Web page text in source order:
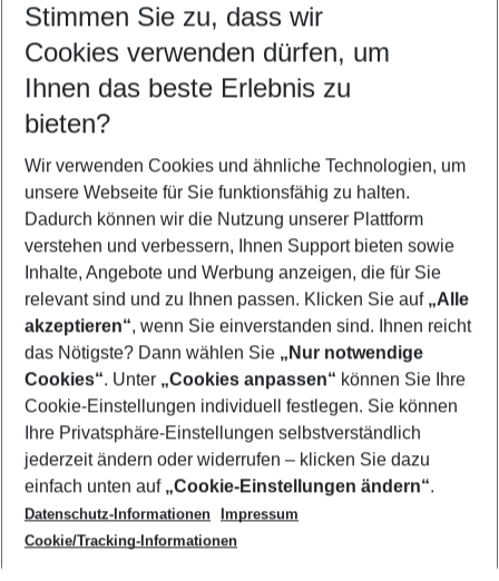
Abflughafen wählen
Beliebiger Abflughafen
Reisezeitraum wählen
09.08.26– 07.08.27 5-8 Nächte
2 Erwachsene Keine Kinder
Mehr Filter anzeigen
Footer
Footer navigation
Über uns
AGB
Cookie-Einstellungen ändern
Cookie-Richtlinie
Datenschutz
Service & Hilfe
Barrierefreies Reisen
Check-in
Folgen Sie uns
Stimmen Sie zu, dass wir
Cookies verwenden dürfen, um
Ihnen das beste Erlebnis zu
bieten?
Wir verwenden Cookies und ähnliche Technologien, um
unsere Webseite für Sie funktionsfähig zu halten.
Dadurch können wir die Nutzung unserer Plattform
verstehen und verbessern, Ihnen Support bieten sowie
Inhalte, Angebote und Werbung anzeigen, die für Sie
relevant sind und zu Ihnen passen. Klicken Sie auf „Alle
akzeptieren“, wenn Sie einverstanden sind. Ihnen reicht
das Nötigste? Dann wählen Sie „Nur notwendige
Cookies“. Unter „Cookies anpassen“ können Sie Ihre
Cookie-Einstellungen individuell festlegen. Sie können
Ihre Privatsphäre-Einstellungen selbstverständlich
jederzeit ändern oder widerrufen – klicken Sie dazu
einfach unten auf „Cookie-Einstellungen ändern“.
Datenschutz-Informationen
Impressum
Cookie/Tracking-Informationen